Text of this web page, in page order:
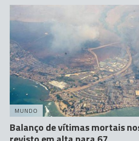
MUNDO
Balanço de vítimas mortais